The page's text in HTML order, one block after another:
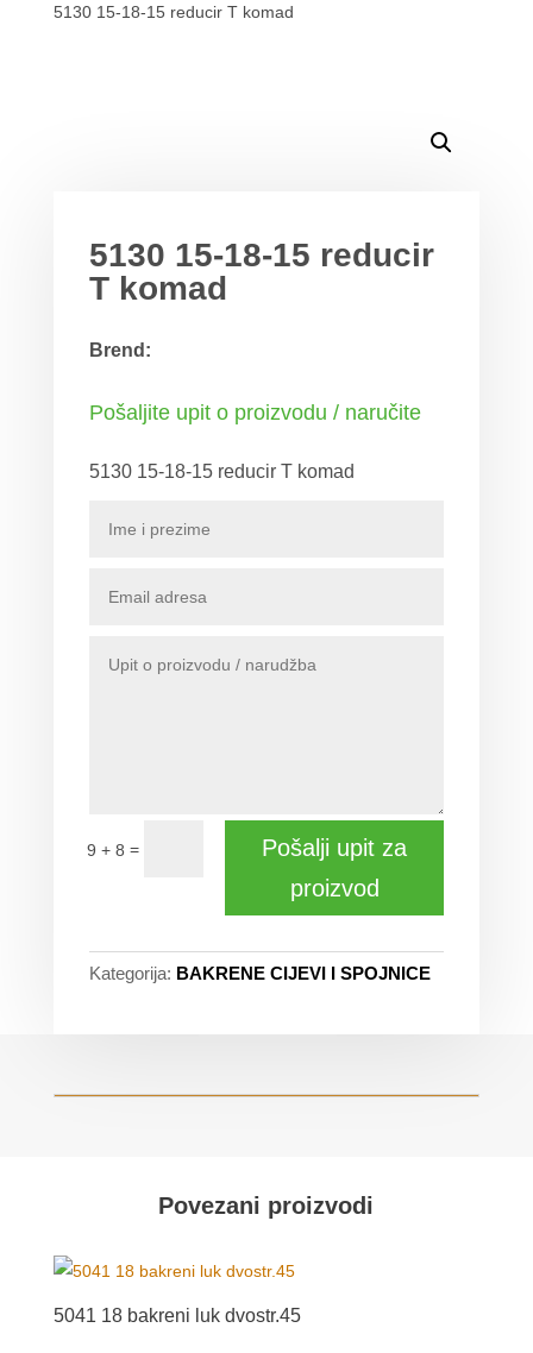
5130 15-18-15 reducir T komad
MOGLO BI VAS ZANIMATI
5130 15-18-15 reducir
T komad
Brend:
Pošaljite upit o proizvodu / naručite
5130 15-18-15 reducir T komad
9 + 8 =
Pošalji upit za
proizvod
Kategorija: BAKRENE CIJEVI I SPOJNICE
Povezani proizvodi
5041 18 bakreni luk dvostr.45